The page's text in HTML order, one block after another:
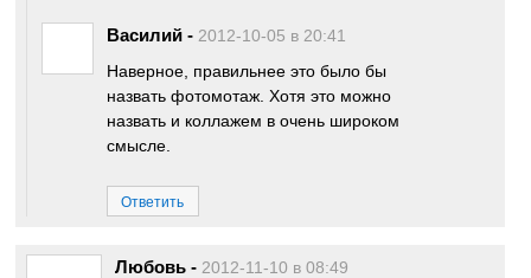
Василий - 2012-10-05 в 20:41
Наверное, правильнее это было бы
назвать фотомотаж. Хотя это можно
назвать и коллажем в очень широком
смысле.
Ответить
Любовь - 2012-11-10 в 08:49